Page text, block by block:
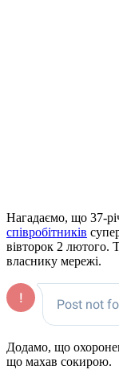
Нагадаємо, що 37-
співробітників
вівторок 2 лютого.
власнику мережі.
Додамо, що
що махав сокирою.